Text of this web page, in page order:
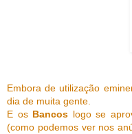
Embora de utilização
dia de muita gente.
E osBancos logo se
(como podemos ver nos